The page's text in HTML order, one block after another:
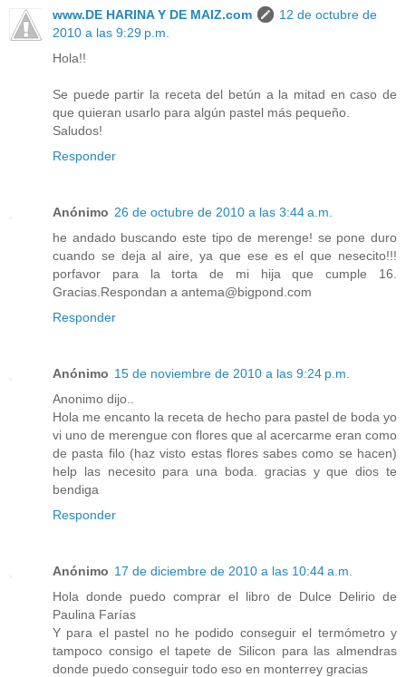
www.DE HARINA Y DE MAIZ.com
12 de octubre de
2010 a las 9:29 p.m.
Hola!!
Se puede partir la receta del betún a la mitad en caso de
que quieran usarlo para algún pastel más pequeño.
Saludos!
Responder
Anónimo 26 de octubre de 2010 a las 3:44 a.m.
he andado buscando este tipo de merenge! se pone duro
cuando se deja al aire, ya que ese es el que nesecito!!!
porfavor para la torta de mi hija que cumple 16.
Gracias.Respondan a antema@bigpond.com
Responder
Anónimo 15 de noviembre de 2010 a las 9:24 p.m.
Anonimo dijo..
Hola me encanto la receta de hecho para pastel de boda yo
vi uno de merengue con flores que al acercarme eran como
de pasta filo (haz visto estas flores sabes como se hacen)
help las necesito para una boda. gracias y que dios te
bendiga
Responder
Anónimo 17 de diciembre de 2010 a las 10:44 a.m.
Hola donde puedo comprar el libro de Dulce Delirio de
Paulina Farías
Y para el pastel no he podido conseguir el termómetro y
tampoco consigo el tapete de Silicon para las almendras
donde puedo conseguir todo eso en monterrey gracias